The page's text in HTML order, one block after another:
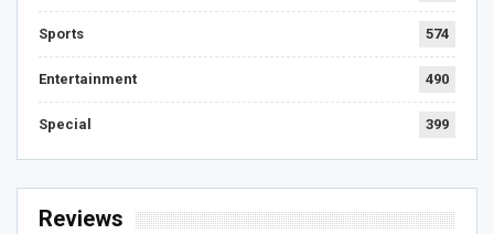
Sports 574
Entertainment 490
Special 399
Reviews